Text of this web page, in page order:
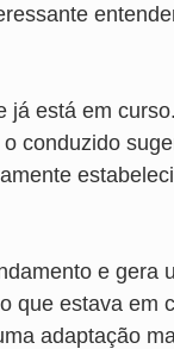
já está em
conduzido
e gera
que estava em
adaptação